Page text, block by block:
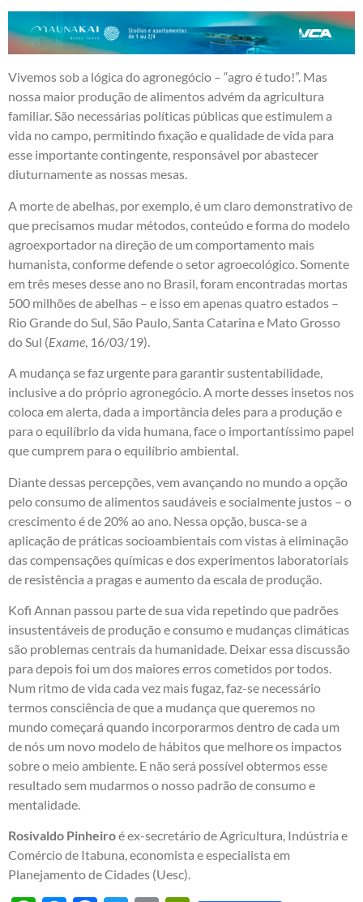
Vivemos sob a lógica do agronegócio – “agro é tudo!”. Mas
nossa maior produção de alimentos advém da agricultura
familiar. São necessárias políticas públicas que estimulem a
vida no campo, permitindo fixação e qualidade de vida para
esse importante contingente, responsável por abastecer
diuturnamente as nossas mesas.
A morte de abelhas, por exemplo, é um claro demonstrativo de
que precisamos mudar métodos, conteúdo e forma do modelo
agroexportador na direção de um comportamento mais
humanista, conforme defende o setor agroecológico. Somente
em três meses desse ano no Brasil, foram encontradas mortas
500 milhões de abelhas – e isso em apenas quatro estados –
Rio Grande do Sul, São Paulo, Santa Catarina e Mato Grosso
do Sul (Exame , 16/03/19).
A mudança se faz urgente para garantir sustentabilidade,
inclusive a do próprio agronegócio. A morte desses insetos nos
coloca em alerta, dada a importância deles para a produção e
para o equilíbrio da vida humana, face o importantíssimo papel
que cumprem para o equilíbrio ambiental.
Diante dessas percepções, vem avançando no mundo a opção
pelo consumo de alimentos saudáveis e socialmente justos – o
crescimento é de 20% ao ano. Nessa opção, busca-se a
aplicação de práticas socioambientais com vistas à eliminação
das compensações químicas e dos experimentos laboratoriais
de resistência a pragas e aumento da escala de produção.
Kofi Annan passou parte de sua vida repetindo que padrões
insustentáveis de produção e consumo e mudanças climáticas
são problemas centrais da humanidade. Deixar essa discussão
para depois foi um dos maiores erros cometidos por todos.
Num ritmo de vida cada vez mais fugaz, faz-se necessário
termos consciência de que a mudança que queremos no
mundo começará quando incorporarmos dentro de cada um
de nós um novo modelo de hábitos que melhore os impactos
sobre o meio ambiente. E não será possível obtermos esse
resultado sem mudarmos o nosso padrão de consumo e
mentalidade.
Rosivaldo Pinheiroé ex-secretário de Agricultura, Indústria e
Comércio de Itabuna, economista e especialista em
Planejamento de Cidades (Uesc).